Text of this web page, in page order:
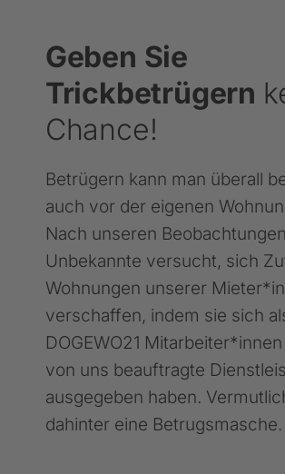
Geben Sie
Trickbetrügern
Chance!
Betrügern kann man überall
auch vor der eigenen
Nach unseren
Unbekannte versucht, sich
Wohnungen unserer
verschaffen, indem sie sich
DOGEWO21
von uns beauftragte
ausgegeben haben.
dahinter eine Betrugsmasche.